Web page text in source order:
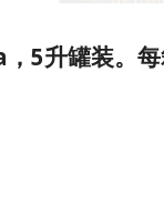
5升罐装。